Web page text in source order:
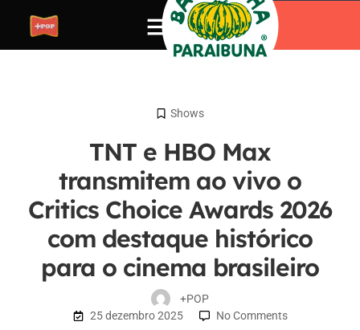
Shows
TNT e HBO Max
transmitem ao vivo o
Critics Choice Awards 2026
com destaque histórico
para o cinema brasileiro
+POP
25 dezembro 2025
No Comments